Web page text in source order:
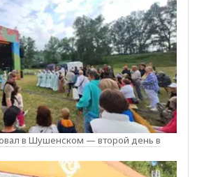
в Шушенском — второй день в